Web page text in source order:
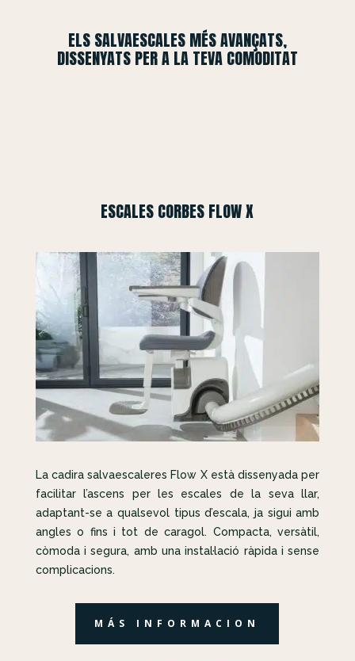
ELS SALVAESCALES MÉS AVANÇATS,
DISSENYATS PER A LA TEVA COMODITAT
ESCALES CORBES FLOW X
La cadira salvaescaleres Flow X està dissenyada per
facilitar l’ascens per les escales de la seva llar,
adaptant-se a qualsevol tipus d’escala, ja sigui amb
angles o fins i tot de caragol. Compacta, versàtil,
còmoda i segura, amb una instal·lació ràpida i sense
complicacions.
MÁS INFORMACION